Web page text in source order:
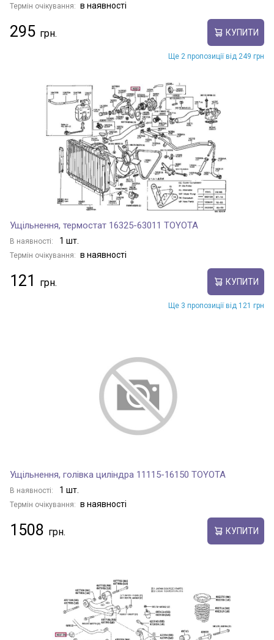
TANK / ROOMY
TOWN ACE
TOYOACE
VENZA
VERSO
VIOS / SOLUNA VIOS
WISH
YARIS
Термін очікування: в наявності
295 КУПИТИ
Ще 2 пропозиції від 249 грн
Ущільнення, термостат 16325-63011 TOYOTA
В наявності: 1 шт.
Термін очікування: в наявності
121 КУПИТИ
Ще 3 пропозиції від 121 грн
Ущільнення, голівка циліндра 11115-16150 TOYOTA
В наявності: 1 шт.
Термін очікування: в наявності
1508 КУПИТИ